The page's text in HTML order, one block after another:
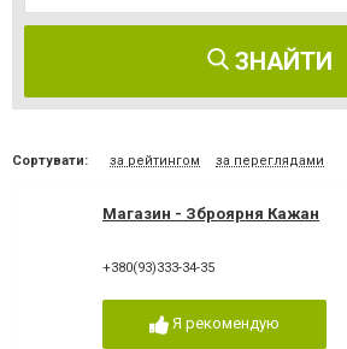
ЗНАЙТИ
Сортувати: за рейтингом за переглядами
Магазин - Зброярня Кажан
+380(93)333-34-35
Я рекомендую